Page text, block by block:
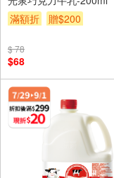
滿額折
贈$200
$ 78
$68